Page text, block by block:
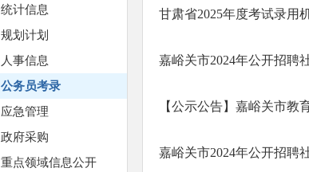
统计信息
规划计划
人事信息
公务员考录
应急管理
政府采购
重点领域信息公开
甘肃省2025年度考试录用
嘉峪关市2024年公开招聘
【公示公告】嘉峪关市教
嘉峪关市2024年公开招聘